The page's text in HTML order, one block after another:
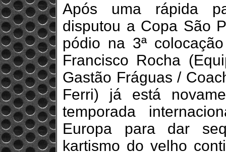
Após uma rápida
disputou a Copa São
pódio na 3ª
Francisco Rocha
Gastão Fráguas /
Ferri) já está
temporada
Europa para dar
kartismo do velho